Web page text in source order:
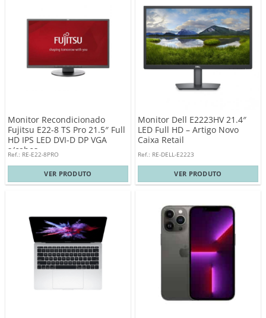
Monitor Recondicionado
Fujitsu E22-8 TS Pro 21.5″ Full
HD IPS LED DVI-D DP VGA
s/cabos
Ref.: RE-E22-8PRO
VER PRODUTO
Monitor Dell E2223HV 21.4″
LED Full HD – Artigo Novo
Caixa Retail
Ref.: RE-DELL-E2223
VER PRODUTO